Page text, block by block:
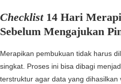
Checklist 14 Hari
Sebelum Mengajukan
Merapikan pembukuan tidak harus
singkat. Proses ini bisa dibagi
terstruktur agar data yang